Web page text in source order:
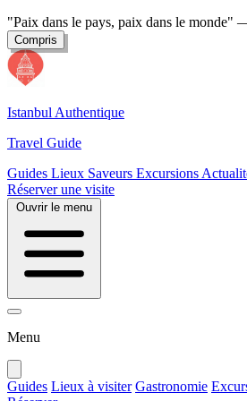
"Paix dans le pays, paix dans le monde"
Compris
Istanbul Authentique
Travel Guide
Guides Lieux Saveurs Excursions
Réserver une visite
Ouvrir le menu
Menu
Guides Lieux à visiter Gastronomie